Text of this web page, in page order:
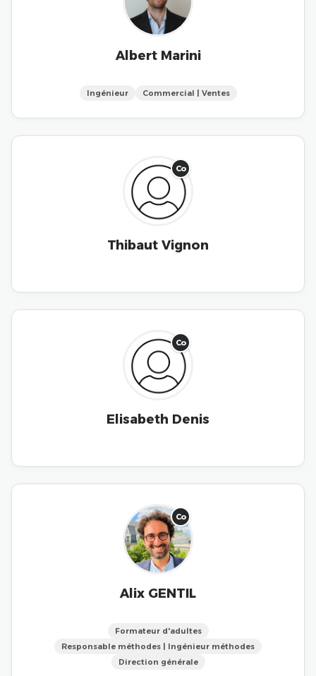
Albert Marini
Ingénieur Commercial | Ventes
Co
Thibaut Vignon
Co
Elisabeth Denis
Co
Alix GENTIL
Formateur d'adultes
Responsable méthodes | Ingénieur méthodes
Direction générale